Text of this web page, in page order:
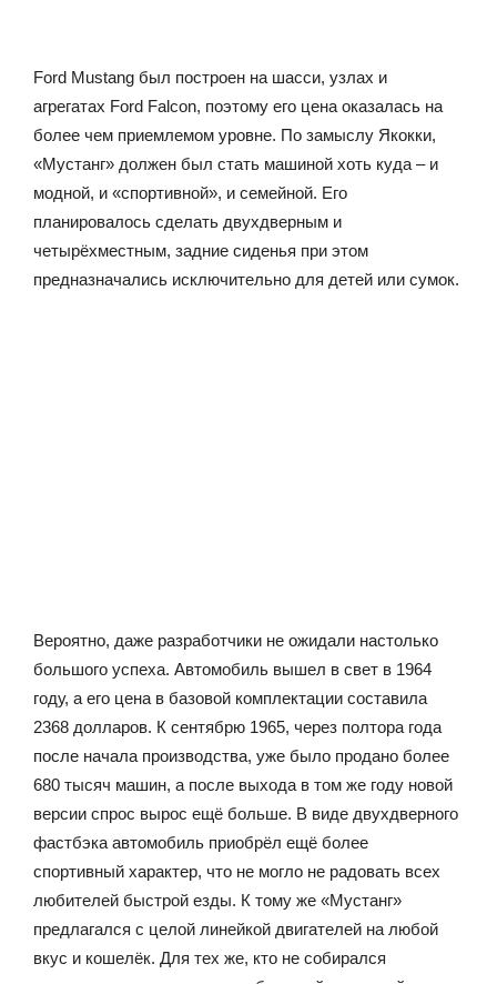
Ford Mustang был построен на шасси, узлах и
агрегатах Ford Falcon, поэтому его цена оказалась на
более чем приемлемом уровне. По замыслу Якокки,
«Мустанг» должен был стать машиной хоть куда – и
модной, и «спортивной», и семейной. Его
планировалось сделать двухдверным и
четырёхместным, задние сиденья при этом
предназначались исключительно для детей или сумок.
Вероятно, даже разработчики не ожидали настолько
большого успеха. Автомобиль вышел в свет в 1964
году, а его цена в базовой комплектации составила
2368 долларов. К сентябрю 1965, через полтора года
после начала производства, уже было продано более
680 тысяч машин, а после выхода в том же году новой
версии спрос вырос ещё больше. В виде двухдверного
фастбэка автомобиль приобрёл ещё более
спортивный характер, что не могло не радовать всех
любителей быстрой езды. К тому же «Мустанг»
предлагался с целой линейкой двигателей на любой
вкус и кошелёк. Для тех же, кто не собирался